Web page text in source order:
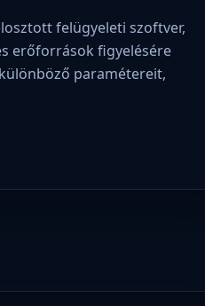
felügyeleti szoftver,
erőforrások figyelésére
paramétereit,